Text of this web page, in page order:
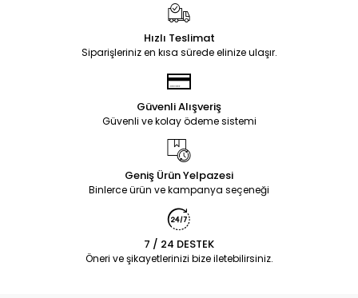
Hızlı Teslimat
Siparişleriniz en kısa sürede elinize ulaşır.
Güvenli Alışveriş
Güvenli ve kolay ödeme sistemi
Geniş Ürün Yelpazesi
Binlerce ürün ve kampanya seçeneği
7 / 24 DESTEK
Öneri ve şikayetlerinizi bize iletebilirsiniz.